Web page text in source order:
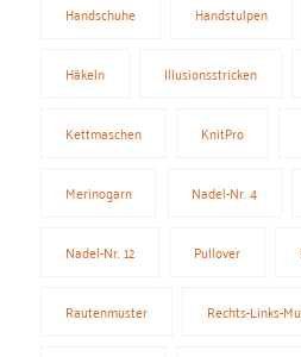
Handschuhe Handstulpen
Häkeln Illusionsstricken
Kettmaschen KnitPro
Merinogarn Nadel-Nr. 4
Nadel-Nr. 12 Pullover
Rautenmuster Rechts-Links-